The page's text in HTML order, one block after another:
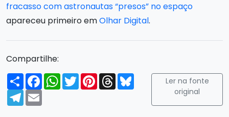
fracasso com astronautas “presos” no espaço
apareceu primeiro emOlhar Digital.
Compartilhe:
Compartilhar
FacebookWhatsApp
TwitterPinterest
ThreadsBluesky
Telegram
Email
Ler na fonte
original